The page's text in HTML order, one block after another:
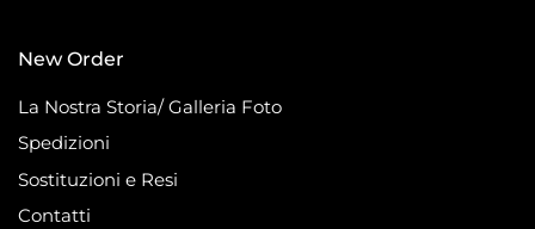
New Order
La Nostra Storia/ Galleria Foto
Spedizioni
Sostituzioni e Resi
Contatti